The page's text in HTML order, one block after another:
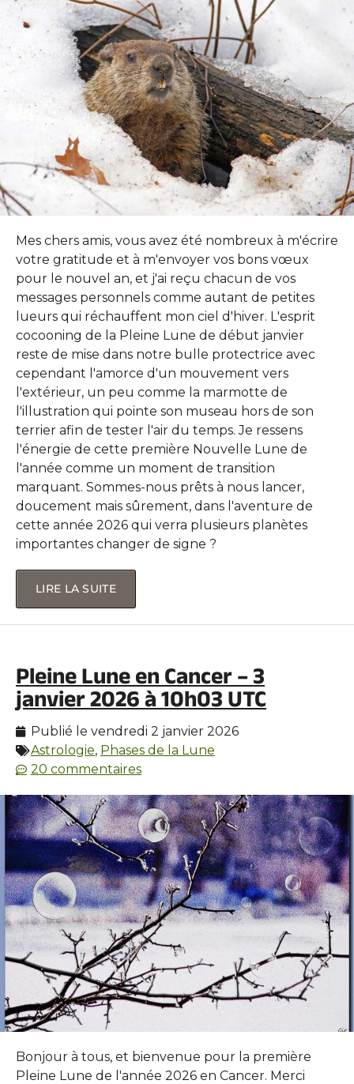
Mes chers amis, vous avez été nombreux à m'écrire
votre gratitude et à m'envoyer vos bons vœux
pour le nouvel an, et j'ai reçu chacun de vos
messages personnels comme autant de petites
lueurs qui réchauffent mon ciel d'hiver. L'esprit
cocooning de la Pleine Lune de début janvier
reste de mise dans notre bulle protectrice avec
cependant l'amorce d'un mouvement vers
l'extérieur, un peu comme la marmotte de
l'illustration qui pointe son museau hors de son
terrier afin de tester l'air du temps. Je ressens
l'énergie de cette première Nouvelle Lune de
l'année comme un moment de transition
marquant. Sommes-nous prêts à nous lancer,
doucement mais sûrement, dans l'aventure de
cette année 2026 qui verra plusieurs planètes
importantes changer de signe ?
LIRE LA SUITE
Pleine Lune en Cancer – 3
janvier 2026 à 10h03 UTC
Publié le vendredi 2 janvier 2026
Astrologie, Phases de la Lune
20 commentaires
Bonjour à tous, et bienvenue pour la première
Pleine Lune de l'année 2026 en Cancer. Merci